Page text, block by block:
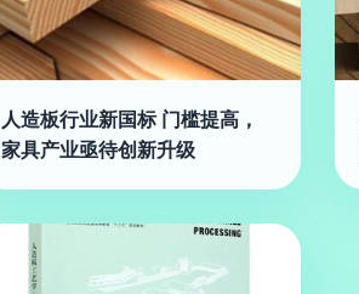
人造板行业新国标 门槛提高，
家具产业亟待创新升级